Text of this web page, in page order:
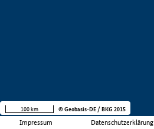
Impressum Datenschutzerklärung
100 km © Geobasis-DE / BKG 2015